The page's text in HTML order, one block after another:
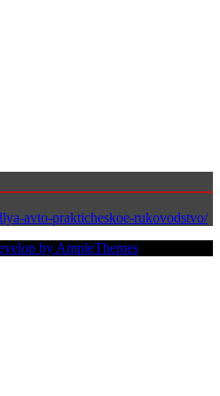
avto-prakticheskoe-rukovodstvo/
by AmpleThemes